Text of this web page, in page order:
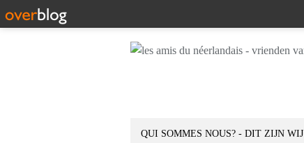
QUI SOMMES NOUS? - DIT ZIJN WIJ